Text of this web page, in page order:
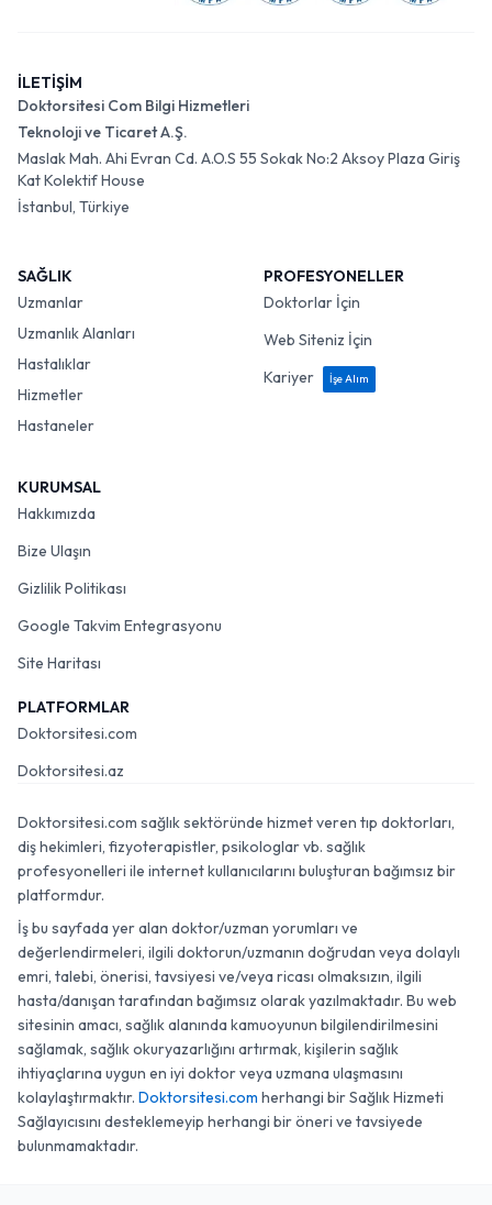
İLETİŞİM
Doktorsitesi Com Bilgi Hizmetleri
Teknoloji ve Ticaret A.Ş.
Maslak Mah. Ahi Evran Cd. A.O.S 55 Sokak No:2 Aksoy Plaza Giriş
Kat Kolektif House
İstanbul, Türkiye
SAĞLIK
Uzmanlar
Uzmanlık Alanları
Hastalıklar
Hizmetler
Hastaneler
PROFESYONELLER
Doktorlar İçin
Web Siteniz İçin
Kariyer
İşe Alım
KURUMSAL
Hakkımızda
Bize Ulaşın
Gizlilik Politikası
Google Takvim Entegrasyonu
Site Haritası
PLATFORMLAR
Doktorsitesi.com
Doktorsitesi.az
Doktorsitesi.com sağlık sektöründe hizmet veren tıp doktorları,
diş hekimleri, fizyoterapistler, psikologlar vb. sağlık
profesyonelleri ile internet kullanıcılarını buluşturan bağımsız bir
platformdur.
İş bu sayfada yer alan doktor/uzman yorumları ve
değerlendirmeleri, ilgili doktorun/uzmanın doğrudan veya dolaylı
emri, talebi, önerisi, tavsiyesi ve/veya ricası olmaksızın, ilgili
hasta/danışan tarafından bağımsız olarak yazılmaktadır. Bu web
sitesinin amacı, sağlık alanında kamuoyunun bilgilendirilmesini
sağlamak, sağlık okuryazarlığını artırmak, kişilerin sağlık
ihtiyaçlarına uygun en iyi doktor veya uzmana ulaşmasını
kolaylaştırmaktır. Doktorsitesi.com herhangi bir Sağlık Hizmeti
Sağlayıcısını desteklemeyip herhangi bir öneri ve tavsiyede
bulunmamaktadır.